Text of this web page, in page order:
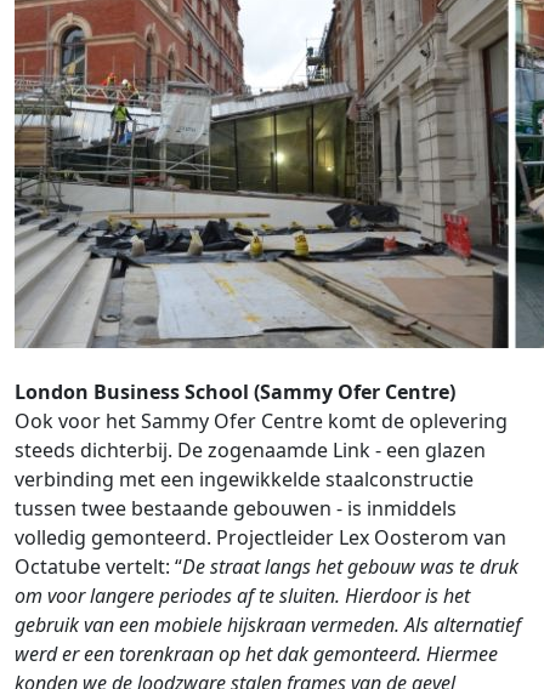
London Business School (Sammy Ofer Centre)
Ook voor het Sammy Ofer Centre komt de oplevering
steeds dichterbij. De zogenaamde Link - een glazen
verbinding met een ingewikkelde staalconstructie
tussen twee bestaande gebouwen - is inmiddels
volledig gemonteerd. Projectleider Lex Oosterom van
Octatube vertelt: “De straat langs het gebouw was te druk
om voor langere periodes af te sluiten. Hierdoor is het
gebruik van een mobiele hijskraan vermeden. Als alternatief
werd er een torenkraan op het dak gemonteerd. Hiermee
konden we de loodzware stalen frames van de gevel